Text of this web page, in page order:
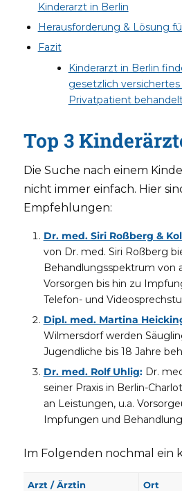
Kinderarzt in Berlin
Herausforderung & Lösung
Fazit
Kinderarzt in Berlin
gesetzlich
Privatpatient
Top 3
Die Suche nach einem
nicht immer einfach. Hier
Empfehlungen:
Dr. med. Siri Roßberg &
von Dr. med. Siri Roßberg
Behandlungsspektrum von
Vorsorgen bis hin zu
Telefon- und
Dipl. med. Martina
Wilmersdorf werden
Jugendliche bis 18 Jahre
Dr. med. Rolf Uhlig:Dr.
seiner Praxis in Berlin-
an Leistungen, u.a.
Impfungen und
Im Folgenden nochmal ein
Arzt / Ärztin Ort